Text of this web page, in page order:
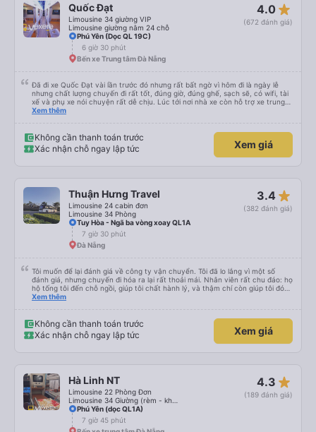
Quốc Đạt
Limousine 34 giường VIP
Limousine giường nằm 24 chỗ
4.0 star_rate
(672 đánh giá)
Phú Yên (Dọc QL 19C)
6 giờ 30 phút
Bến xe Trung tâm Đà Nẵng
Đã đi xe Quốc Đạt vài lần trước đó nhưng rất bất ngờ vì hôm đi là ngày lễ
nhưng chất lượng chuyến đi rất tốt, đúng giờ, đúng ghế, sạch sẽ, có wifi, tài
xế và phụ xe nói chuyện rất dễ chịu. Lúc tới nơi nhà xe còn hỗ trợ xe trung
chuyển tới tận nhà. 10đ cho nhà xe, hy vọng nhà xe duy trì được chất lượng
Xem thêm
Không cần thanh toán trước
Xác nhận chỗ ngay lập tức
Xem giá
Thuận Hưng Travel
Limousine 24 cabin đơn
Limousine 34 Phòng
3.4 star_rate
(382 đánh giá)
Tuy Hòa - Ngã ba vòng xoay QL1A
7 giờ 30 phút
Đà Nẵng
Tôi muốn để lại đánh giá về công ty vận chuyển. Tôi đã lo lắng vì một số
đánh giá, nhưng chuyến đi hóa ra lại rất thoải mái. Nhân viên rất chu đáo: họ
hộ tống tôi đến chỗ ngồi, giúp tôi chất hành lý, và thậm chí còn giúp tôi đóng
gói giày. Điểm trừ duy nhất là xe buýt đến sớm hơn một tiếng so với giờ khởi
chọn công ty này.
Xem thêm
Không cần thanh toán trước
Xác nhận chỗ ngay lập tức
Xem giá
Hà Linh NT
Limousine 22 Phòng Đơn
4.3 star_rate
(189 đánh giá)
Phú Yên (dọc QL1A)
7 giờ 45 phút